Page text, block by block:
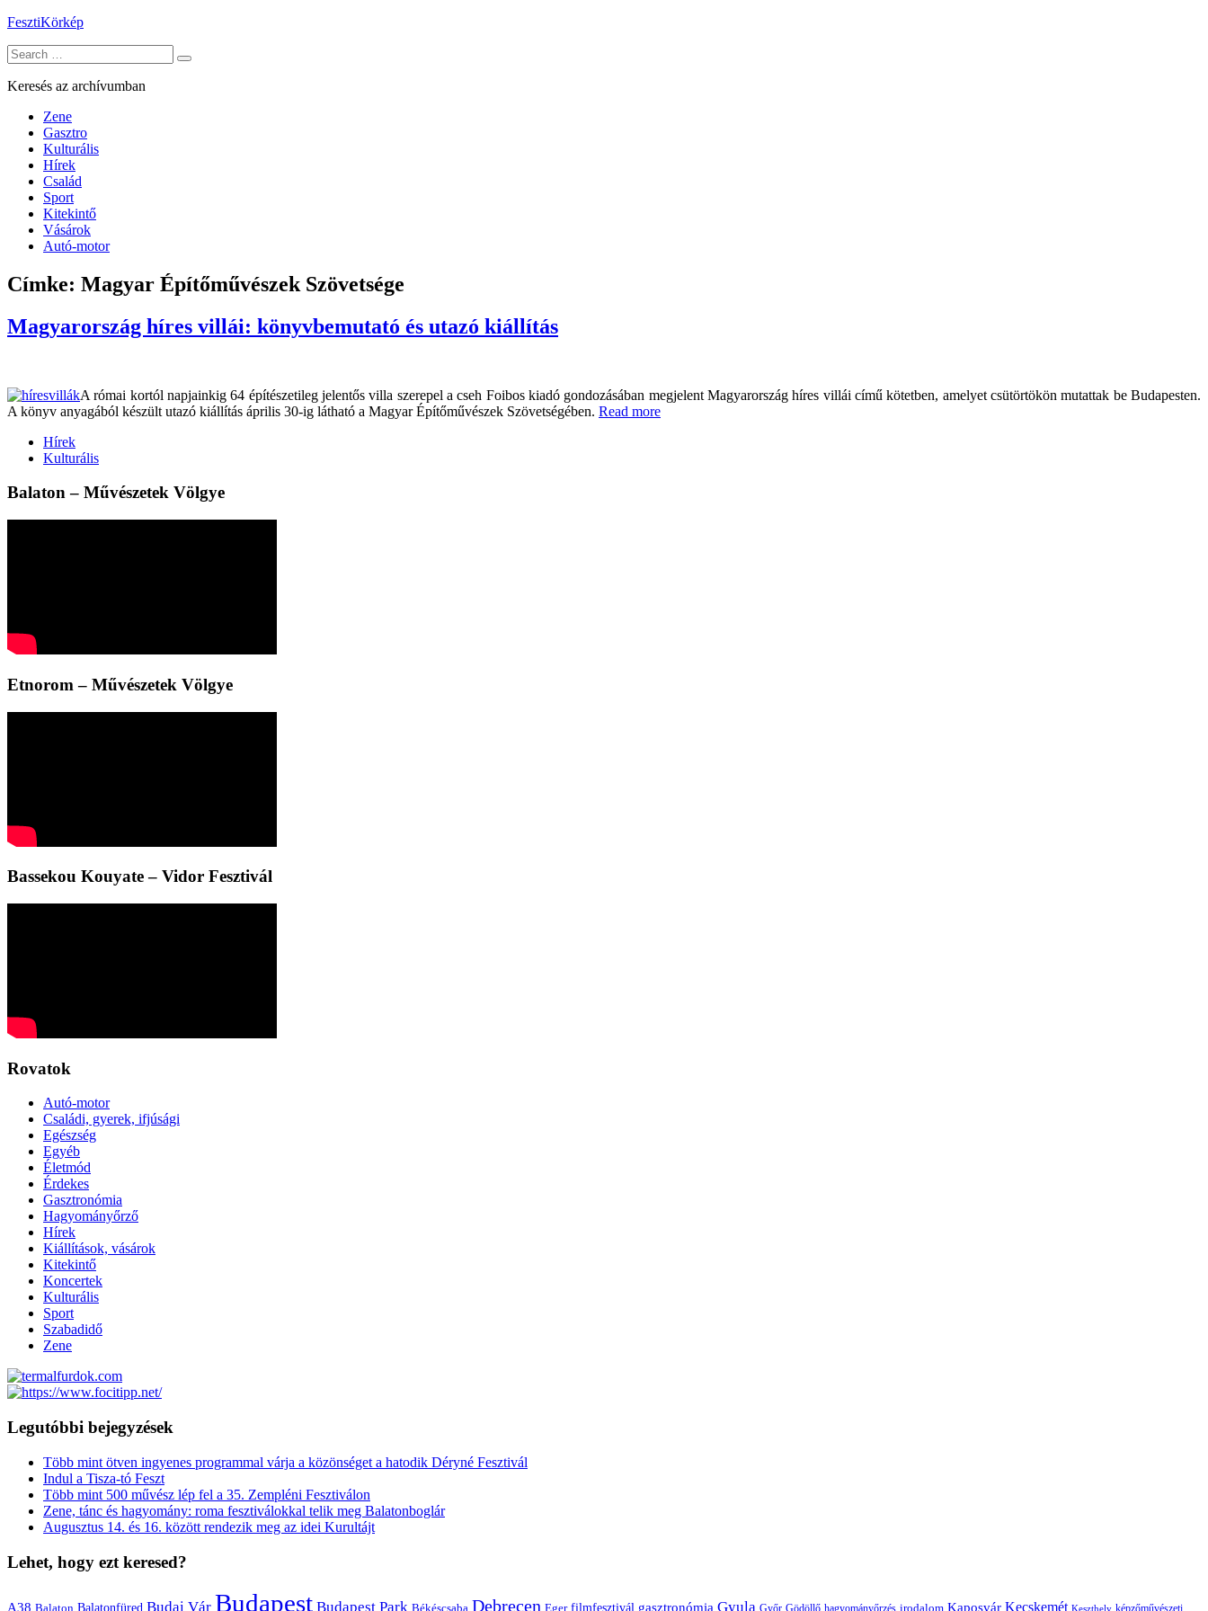
Skip
content
FesztiKörkép
Search
for:
Keresés az archívumban
Zene
Gasztro
Kulturális
Hírek
Család
Sport
Kitekintő
Vásárok
Autó-motor
Címke: Magyar Építőművészek Szövetsége
Magyarország híres villái: könyvbemutató és utazó kiállítás
A római kortól napjainkig 64 építészetileg jelentős villa szerepel a cseh Foibos kiadó gondozásában megjelent Magyarország híres villái című kötetben, amelyet csütörtökön mutattak be Budapesten.
A könyv anyagából készült utazó kiállítás április 30-ig látható a Magyar Építőművészek Szövetségében. Read more
Hírek
Kulturális
Balaton – Művészetek Völgye
Etnorom – Művészetek Völgye
Bassekou Kouyate – Vidor Fesztivál
Rovatok
Autó-motor
Családi, gyerek, ifjúsági
Egészség
Egyéb
Életmód
Érdekes
Gasztronómia
Hagyományőrző
Hírek
Kiállítások, vásárok
Kitekintő
Koncertek
Kulturális
Sport
Szabadidő
Zene
Legutóbbi bejegyzések
Több mint ötven ingyenes programmal várja a közönséget a hatodik Déryné Fesztivál
Indul a Tisza-tó Feszt
Több mint 500 művész lép fel a 35. Zempléni Fesztiválon
Zene, tánc és hagyomány: roma fesztiválokkal telik meg Balatonboglár
Augusztus 14. és 16. között rendezik meg az idei Kurultájt
Lehet, hogy ezt keresed?
A38 Balaton Balatonfüred Budai Vár Budapest Budapest Park Békéscsaba Debrecen Eger filmfesztivál gasztronómia Gyula irodalom Kaposvár Kecskemét Keszthely